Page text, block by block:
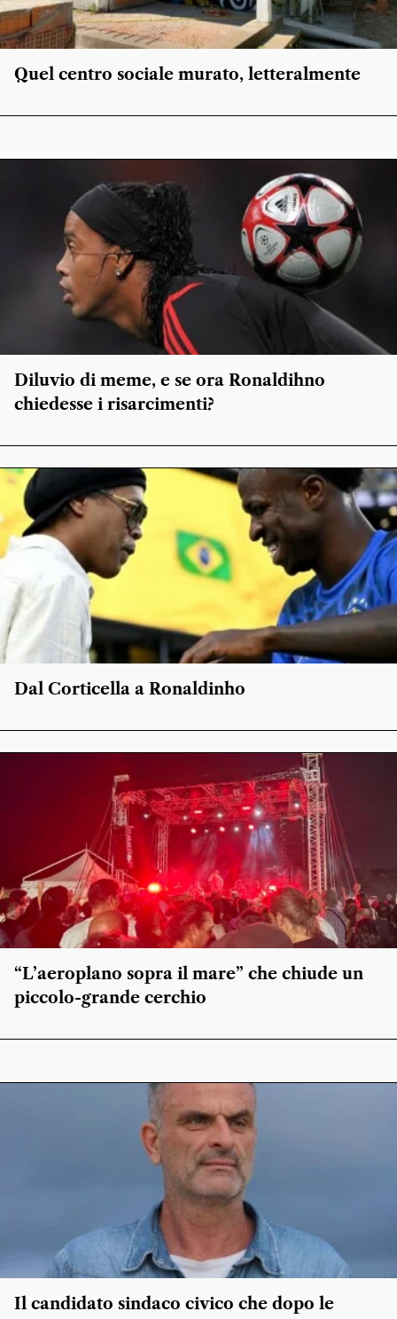
Quel centro sociale murato, letteralmente
Diluvio di meme, e se ora Ronaldihno
chiedesse i risarcimenti?
Dal Corticella a Ronaldinho
“L’aeroplano sopra il mare” che chiude un
piccolo-grande cerchio
Il candidato sindaco civico che dopo le